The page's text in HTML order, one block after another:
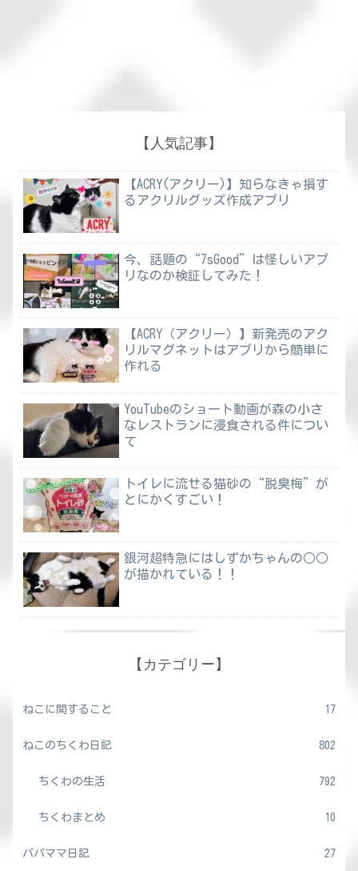
【人気記事】
【ACRY(アクリー)】知らなきゃ損す
るアクリルグッズ作成アプリ
今、話題の“7sGood”は怪しいアプ
リなのか検証してみた！
【ACRY（アクリー）】新発売のアク
リルマグネットはアプリから簡単に
作れる
YouTubeのショート動画が森の小さ
なレストランに浸食される件につい
て
トイレに流せる猫砂の“脱臭梅”が
とにかくすごい！
銀河超特急にはしずかちゃんの○○
が描かれている！！
【カテゴリー】
ねこに関すること 17
ねこのちくわ日記 802
ちくわの生活 792
ちくわまとめ 10
パパママ日記 27